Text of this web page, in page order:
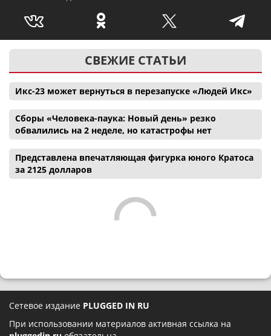
СВЕЖИЕ СТАТЬИ
Икс-23 может вернуться в перезапуске «Людей Икс»
Сборы «Человека-паука: Новый день» резко
обвалились на 2 неделе, но катастрофы нет
Представлена впечатляющая фигурка юного Кратоса
за 2125 долларов
Сетевое издание PLUGGED IN RU
При использовании материалов активная ссылка на